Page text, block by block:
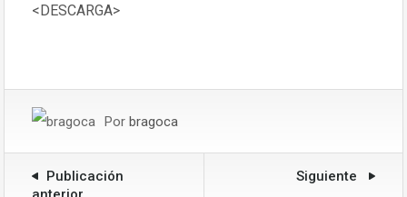
<DESCARGA>
Por bragoca
Publicación
Siguiente